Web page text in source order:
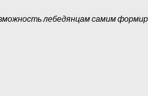
лебедянцам самим